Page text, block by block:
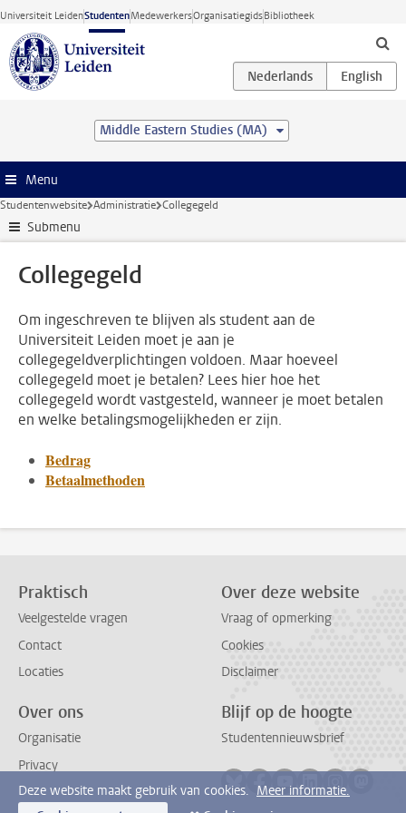
Ga direct naar de inhoud
Universiteit LeidenStudentenMedewerkersOrganisatiegidsBibliotheek
Middle Eastern Studies (MA)
Menu
Studentenwebsite Administratie Collegegeld
Submenu
Collegegeld
Om ingeschreven te blijven als student aan de
Universiteit Leiden moet je aan je
collegegeldverplichtingen voldoen. Maar hoeveel
collegegeld moet je betalen? Lees hier hoe het
collegegeld wordt vastgesteld, wanneer je moet betalen
en welke betalingsmogelijkheden er zijn.
Bedrag
Betaalmethoden
Praktisch
Veelgestelde vragen
Contact
Locaties
Over deze website
Vraag of opmerking
Cookies
Disclaimer
Over ons
Organisatie
Privacy
Blijf op de hoogte
Studentennieuwsbrief
Deze website maakt gebruik van cookies. Meer informatie.